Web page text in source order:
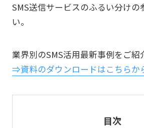
SMS送信サービスのふるい分けの
い。
業界別のSMS活用最新事例をご紹
⇒資料のダウンロードはこちらか
目次